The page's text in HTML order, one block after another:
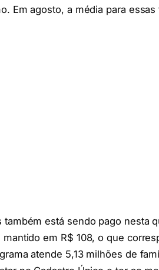
Em agosto, a média para
também está sendo pago nesta
em R$ 108, o que
atende 5,13 milhões de